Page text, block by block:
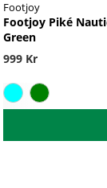
Footjoy
Footjoy Piké
Green
999 Kr